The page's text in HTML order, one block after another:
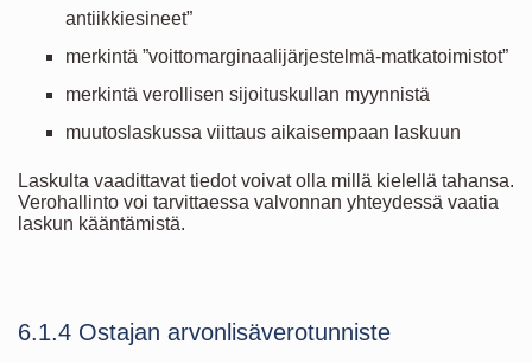
antiikkiesineet”
merkintä ”voittomarginaalijärjestelmä-matkatoimistot”
merkintä verollisen sijoituskullan myynnistä
muutoslaskussa viittaus aikaisempaan laskuun
Laskulta vaadittavat tiedot voivat olla millä kielellä tahansa.
Verohallinto voi tarvittaessa valvonnan yhteydessä vaatia
laskun kääntämistä.
6.1.4 Ostajan arvonlisäverotunniste